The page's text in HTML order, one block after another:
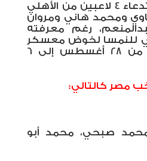
وقام فيتوريا باستدعاء 4 لاعبين من الأهلي
ومحمد هاني ومروان
رغم معرفته
للنمسا لخوض معسكر
هناك في الفترة من 28 أغسطس إلى 6
مصر كالتالي:
صبحي، محمد أبو